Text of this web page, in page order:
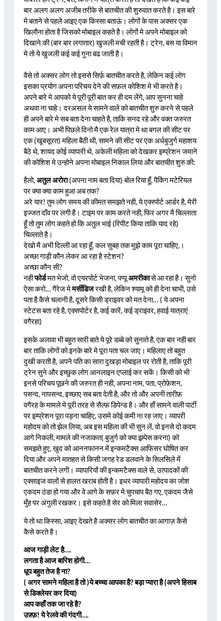
बार अलग अलग अजीब तरीके से बातचीत की शुरुवात करते है। इस बारे
मे बताने से पहले आइए एक किस्सा बताऊं। लोगों के पास अक्सर एक
खिलौना होता है जिसको मोबाइल कहते है। लोगों मे अपने मोबाइल को
दिखाने की (बार बार लगातार) खुजली मची रहती है। ट्रेन, बस या विमान
मे तो ये खुजली कई कई गुना बढ जाती है।
वैसे तो अक्सर लोग तो इससे सिर्फ़ बातचीत करते है, लेकिन कई लोग
इसका प्रयोग अपना परिचय देने की सफ़ल कोशिश मे भी करते है।
अपने बारे मे आपको ये पूरी पूरी बात कर ही दम लेंगे, आप सुनना चाहे
अथवा ना चाहे। दरअसल ये सामने वाले को बातचीत शुरु करने से पहले
ही अपने बारे मे सब बता देना चाहते है, ताकि सनद रहे और वक्त जरुरत
काम आए। अभी पिछले दिनो मै एक रेल यात्रा मे था बगल की सीट पर
एक (खूबसूरत) महिला बैठी थी, सामने की सीट पर एक अर्धबुजुर्ग महाशय
बैठे थे, शायद कोई व्यापारी थे, अकेली महिला को देखकर इम्प्रेशन जमाने
की कोशिश मे उन्होने अपना मोबाइल निकाल लिया और बातचीत शुरु की:
हैलो,अतुल अरोरा(अपना नाम बता दिया) बोल रिया हूँ, पैकिंग मटेरियल
पर क्या क्या काम हुआ अब तक?
अरे यार! तुम लोग समय की कीमत समझते नही, ये एक्स्पोर्ट आर्डर है, मेरी
इज्जत दाँव पर लगी है। टाइम पर काम करते नही, फिर अगर मै चिल्लाता
हूँ तो तुम लोग कहते हो कि अतुल भाई (रिपीट किया ताकि याद रहे)
चिल्लाते है।
देखो मै अभी दिल्ली आ रहा हूँ, कल सुबह तक मुझे काम पूरा चाहिए,।
अच्छा गाड़ी कौन लेकर आ रहा है स्टेशन?
अच्छा कौन सी?
नहीफोर्डमत भेजो, वो एयरपोर्ट भेजना, पप्पूअमरीकासे आ रहा है। सुनो
ऐसा करो… गैरेज मेमर्सीडिजरखी है, लेकिन श्यामू को ही देना चाभी, उसे
पता है कैसे चलानी है, दूसरे किसी ड्राइवर को मत देना… ( ये अपना
स्टेटस बता रहे है, एक्सपोर्टर है, कई कारें, कई ड्राइवर, हवाई यात्राएं
वगैरहा)
इसके अलावा भी बहुत सारी बाते ये पूरे डब्बे को सुनाते है, एक बार नही बार
बार ताकि लोगों को इनके बारे मे पूरा पता चल जाए। महिलाए तो बहुत
दुखी करती है, अपने पति का सारा दुखड़ा मोबाइल पर रोती है, ताकि पूरी
ट्रेन सुने और इच्छुक लोग आनलाइन एप्लाई कर सकें। किसी को भी
इनसे परिचय पूछने की जरुरत ही नही, अपना नाम, पता, प्रोफ़ेशन,
पसन्द, नापसन्द, इच्छाए सब बता देती है, और तो और अपनी तारीफ़
वगैरह के मामले मे पूरी तरह से सैल्फ़ डिपेन्ड है। और हाँ सामने वाली पार्टी
पर इम्प्रेशन पूरा पड़ना चाहिए, उसमे कोई कमी ना रह जाए। व्यापरी
महोदय को तो झेल लिया, अब इस महिला की भी सुन लें, वो इनसे दो कदम
आगे निकली, मामले की नजाकत( बुजुर्ग को क्या इम्र्पेस करना) को
समझते हुए, खुद को आननफानन में इन्कमटैक्स आफिसर घोषित कर
दिया और अपने मातहत से किसी जगह रेड डलवाने के सिलसिले में
बातचीत करने लगी। व्यापारियों की इन्कमटैक्स वाले से, उत्पादकों की
एक्साइज वालों से हालत खराब होती है। इधर व्यापारी महोदय का जोश
एकदम ठंडा हो गया और वे आगे के सफ़र मे चुपचाप बैठ गए, एकदम जैसे
मुँह पर अंगुली रखकर। इसे कहते है सेर को मिला सवासेर…
ये तो था किस्सा, आइए देखते है अक्सर लोग बातचीत का आगाज़ कैसे
कैसे करते है।
आज गाड़ी लेट है….
लगता है आज बारिश होगी…
धूप बहुत तेज है ना?
( अगर सामने महिला है तो )ये बच्चा आपका है? बड़ा प्यारा है (अपने हिसाब
से डिक्लेयर कर दिया)
आप कहाँ तक जा रहे है?
उफ़्फ़! ये रेलवे की गंदगी….